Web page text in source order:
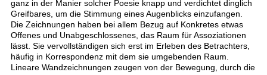
ganz in der Manier solcher Poesie knapp und verdichtet dinglich
Greifbares, um die Stimmung eines Augenblicks einzufangen.
Die Zeichnungen haben bei allem Bezug auf Konkretes etwas
Offenes und Unabgeschlossenes, das Raum für Assoziationen
lässt. Sie vervollständigen sich erst im Erleben des Betrachters,
häufig in Korrespondenz mit dem sie umgebenden Raum.
Lineare Wandzeichnungen zeugen von der Bewegung, durch die